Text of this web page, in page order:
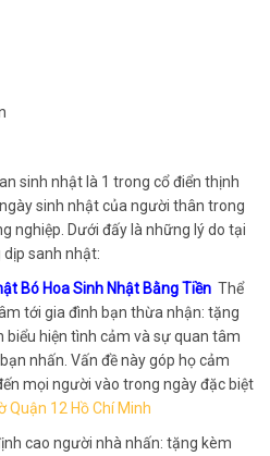
sinh nhật là 1 trong cổ điển thịnh
sinh nhật của người thân trong
nghiệp. Dưới đấy là những lý do tại
sanh nhật:
Bó Hoa Sinh Nhật Bằng Tiền Thể
tới gia đình bạn thừa nhận: tặng
biểu hiện tình cảm và sự quan tâm
nhấn. Vấn đề này góp họ cảm
mọi người vào trong ngày đặc biệt
Quận 12 Hồ Chí Minh
cao người nhà nhấn: tặng kèm